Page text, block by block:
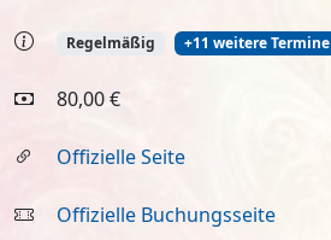
Regelmäßig +11 weitere Termine
80,00 €
Offizielle Seite
Offizielle Buchungsseite